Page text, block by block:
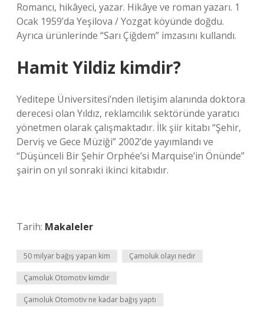
Romancı, hikâyeci, yazar. Hikâye ve roman yazarı. 1
Ocak 1959’da Yeşilova / Yozgat köyünde doğdu.
Ayrıca ürünlerinde “Sarı Çiğdem” imzasını kullandı.
Hamit Yildiz kimdir?
Yeditepe Üniversitesi’nden iletişim alanında doktora
derecesi olan Yıldız, reklamcılık sektöründe yaratıcı
yönetmen olarak çalışmaktadır. İlk şiir kitabı “Şehir,
Derviş ve Gece Müziği” 2002’de yayımlandı ve
“Düşünceli Bir Şehir Orphée’si Marquise’in Önünde”
şairin on yıl sonraki ikinci kitabıdır.
Tarih: Makaleler
50 milyar bağış yapan kim Çamoluk olayı nedir
Çamoluk Otomotiv kimdir
Çamoluk Otomotiv ne kadar bağış yaptı